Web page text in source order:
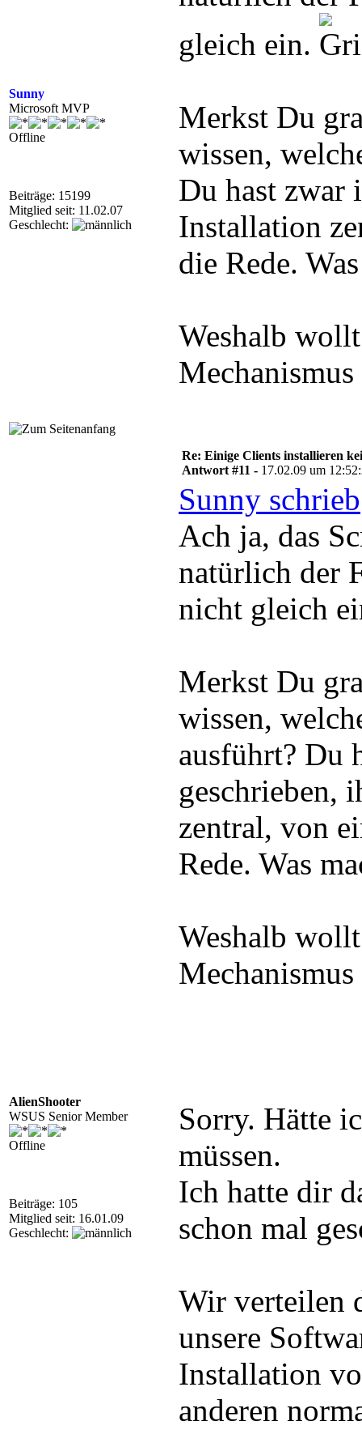
Sunny
Microsoft MVP
Offline
Beiträge: 15199
Mitglied seit: 11.02.07
Geschlecht:
gleich ein.
Merkst Du
wissen,
Du hast zwar
Installation
die Rede.
Weshalb
AlienShooter
WSUS Senior Member
Offline
Beiträge: 105
Mitglied seit: 16.01.09
Geschlecht:
Re: Einige Clients installieren
Antwort #11 - 17.02.09 um
Sunny schrieb
Ach ja, das
natürlich der
nicht gleich
Merkst Du
wissen,
ausführt? Du
geschrieben,
zentral, von
Rede. Was
Weshalb
Sorry. Hätte
müssen.
Ich hatte dir
schon mal
Wir verteilen
unsere
Installation
anderen